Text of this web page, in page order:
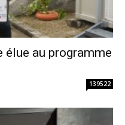
élue au programme
139522